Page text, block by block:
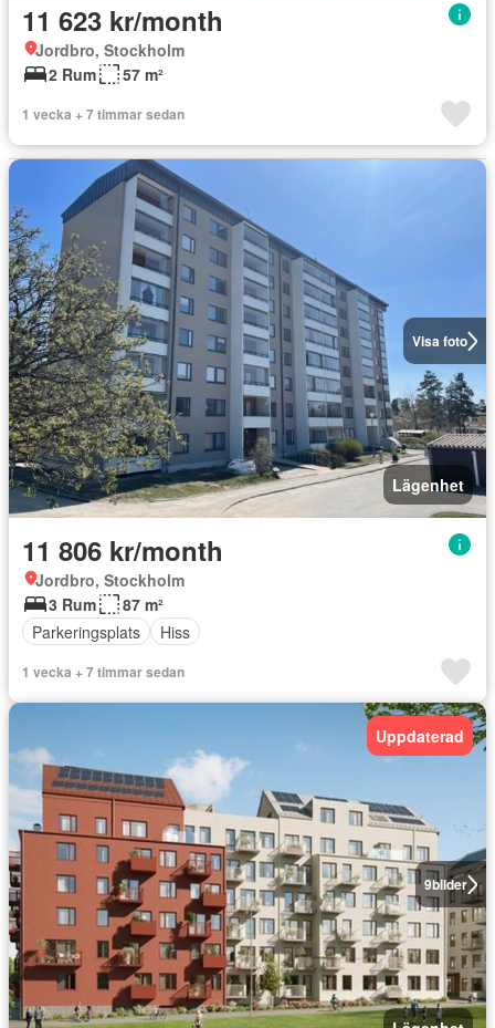
11 623 kr/month
Jordbro, Stockholm
2 Rum
57 m²
1 vecka + 7 timmar sedan
Visa foto
Lägenhet
11 806 kr/month
Jordbro, Stockholm
3 Rum
87 m²
Parkeringsplats
Hiss
1 vecka + 7 timmar sedan
9bilder
Uppdaterad